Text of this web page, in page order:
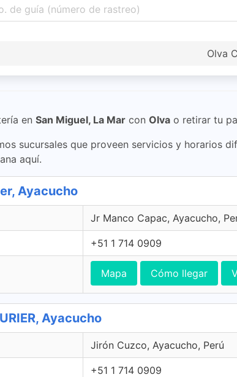
Olva
en San Miguel, La Mar con Olva o retirar tu
sucursales que proveen servicios y horarios
aquí.
Ayacucho
Jr Manco Capac, Ayacucho,
+51 1 714 0909
Mapa Cómo llegar
Ayacucho
Jirón Cuzco, Ayacucho, Perú
+51 1 714 0909